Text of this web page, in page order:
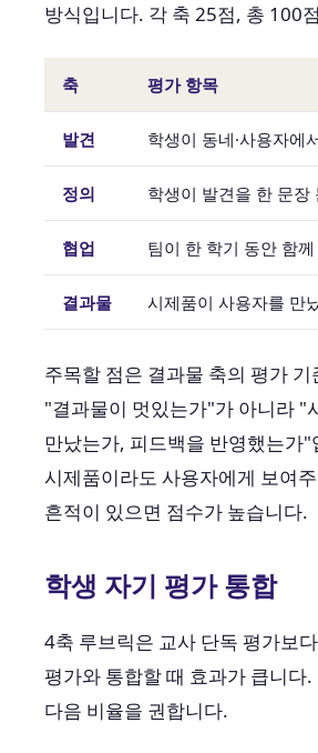
방식입니다. 각 축 25점, 총 100
축 평가 항목
발견 학생이 동네·사용자에
정의 학생이 발견을 한 문장
협업 팀이 한 학기 동안 함
결과물 시제품이 사용자를 만
주목할 점은 결과물 축의 평가 기
"결과물이 멋있는가"가 아니라 "
만났는가, 피드백을 반영했는가"
시제품이라도 사용자에게 보여
흔적이 있으면 점수가 높습니다.
학생 자기 평가 통합
4축 루브릭은 교사 단독 평가보
평가와 통합할 때 효과가 큽니다
다음 비율을 권합니다.